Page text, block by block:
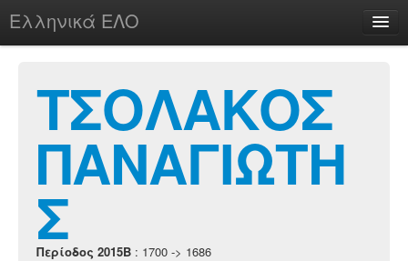
Ελληνικά ΕΛΟ
chesstu.be @ discord
Login
ΤΣΟΛΑΚΟΣ
ΠΑΝΑΓΙΩΤΗ
Σ
Περίοδος 2015B : 1700 -> 1686